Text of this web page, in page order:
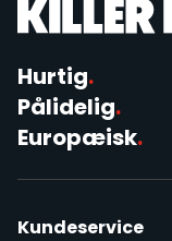
Hurtig.
Pålidelig.
Europæisk.
Kundeservice